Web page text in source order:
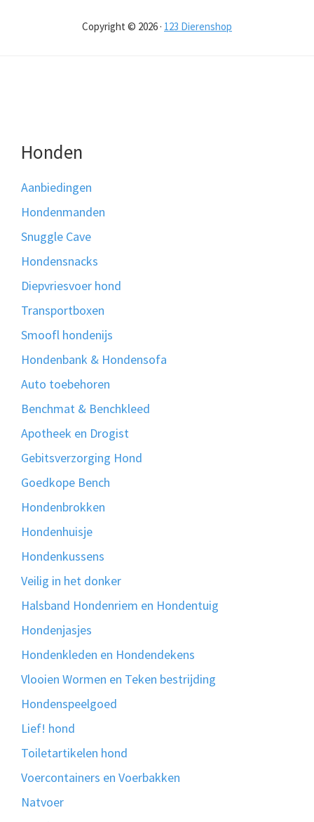
Copyright © 2026 · 123 Dierenshop
Honden
Aanbiedingen
Hondenmanden
Snuggle Cave
Hondensnacks
Diepvriesvoer hond
Transportboxen
Smoofl hondenijs
Hondenbank & Hondensofa
Auto toebehoren
Benchmat & Benchkleed
Apotheek en Drogist
Gebitsverzorging Hond
Goedkope Bench
Hondenbrokken
Hondenhuisje
Hondenkussens
Veilig in het donker
Halsband Hondenriem en Hondentuig
Hondenjasjes
Hondenkleden en Hondendekens
Vlooien Wormen en Teken bestrijding
Hondenspeelgoed
Lief! hond
Toiletartikelen hond
Voercontainers en Voerbakken
Natvoer